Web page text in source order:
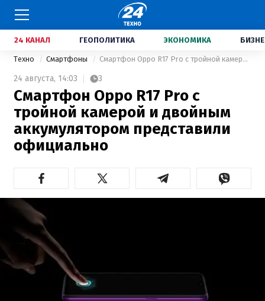
24 КАНАЛ ГЕОПОЛИТИКА ЭКОНОМИКА
Техно Смартфоны Смартфон Oppo R17 Pro с тройной камерой и двойным аккумулятором представили официально
24 августа, 14:03 3
Смартфон Oppo R17 Pro с
тройной камерой и двойным
аккумулятором представили
официально